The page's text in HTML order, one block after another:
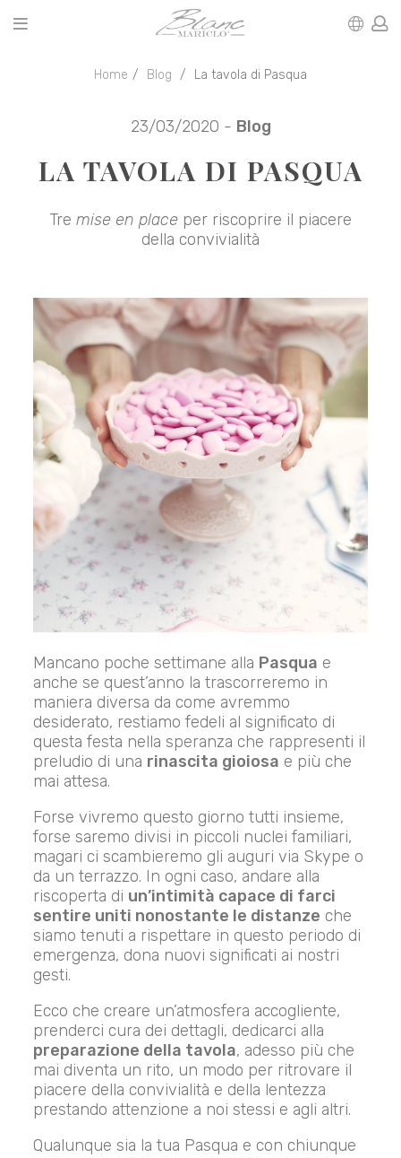
Home Blog La tavola di Pasqua
23/03/2020 - Blog
LA TAVOLA DI PASQUA
Tre mise en place per riscoprire il piacere
della convivialità
Mancano poche settimane alla Pasqua e
anche se quest’anno la trascorreremo in
maniera diversa da come avremmo
desiderato, restiamo fedeli al significato di
questa festa nella speranza che rappresenti il
preludio di una rinascita gioiosa e più che
mai attesa.
Forse vivremo questo giorno tutti insieme,
forse saremo divisi in piccoli nuclei familiari,
magari ci scambieremo gli auguri via Skype o
da un terrazzo. In ogni caso, andare alla
riscoperta di un’intimità capace di farci
sentire uniti nonostante le distanze che
siamo tenuti a rispettare in questo periodo di
emergenza, dona nuovi significati ai nostri
gesti.
Ecco che creare un’atmosfera accogliente,
prenderci cura dei dettagli, dedicarci alla
preparazione della tavola, adesso più che
mai diventa un rito, un modo per ritrovare il
piacere della convivialità e della lentezza
prestando attenzione a noi stessi e agli altri.
Qualunque sia la tua Pasqua e con chiunque